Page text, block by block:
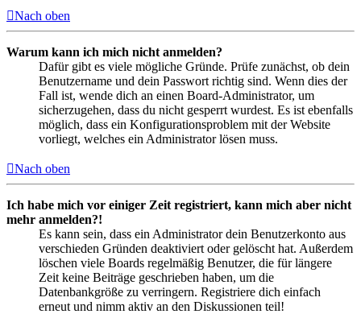
Nach oben
Warum kann ich mich nicht anmelden?
Dafür gibt es viele mögliche Gründe. Prüfe zunächst, ob dein
Benutzername und dein Passwort richtig sind. Wenn dies der
Fall ist, wende dich an einen Board-Administrator, um
sicherzugehen, dass du nicht gesperrt wurdest. Es ist ebenfalls
möglich, dass ein Konfigurationsproblem mit der Website
vorliegt, welches ein Administrator lösen muss.
Nach oben
Ich habe mich vor einiger Zeit registriert, kann mich aber nicht
mehr anmelden?!
Es kann sein, dass ein Administrator dein Benutzerkonto aus
verschieden Gründen deaktiviert oder gelöscht hat. Außerdem
löschen viele Boards regelmäßig Benutzer, die für längere
Zeit keine Beiträge geschrieben haben, um die
Datenbankgröße zu verringern. Registriere dich einfach
erneut und nimm aktiv an den Diskussionen teil!